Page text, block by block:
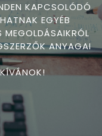
KAPCSOLÓDÓ
EGYÉB
MEGOLDÁSAIKRÓL
ANYAGAI